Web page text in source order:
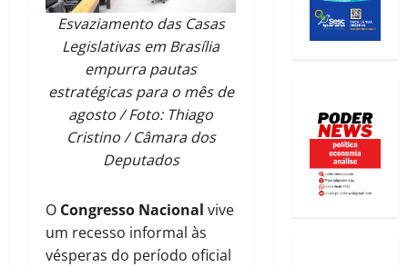
Esvaziamento das Casas
Legislativas em Brasília
empurra pautas
estratégicas para o mês de
agosto / Foto: Thiago
Cristino / Câmara dos
Deputados
O Congresso Nacional vive
um recesso informal às
vésperas do período oficial